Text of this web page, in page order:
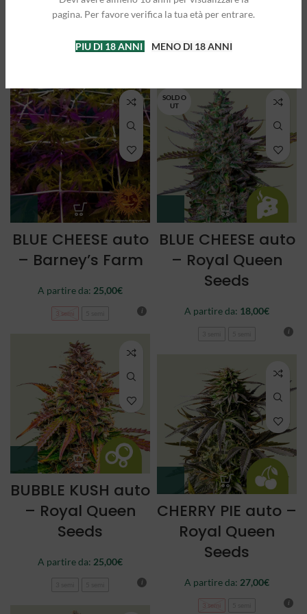
pagina. Per favore verifica la tua età per entrare.
PIU DI 18 ANNI MENO DI 18 ANNI
Queen Seeds
A partire da:25,00€
Queen Seeds
BLUE CHEESE auto
– Barney’s Farm
A partire da: 25,00€
3 semi
SOLD O
UT
BLUE CHEESE auto
– Royal Queen
Seeds
A partire da: 18,00€
BUBBLE KUSH auto
– Royal Queen
Seeds
A partire da: 25,00€
CHERRY PIE auto –
Royal Queen
Seeds
A partire da: 27,00€
3 semi